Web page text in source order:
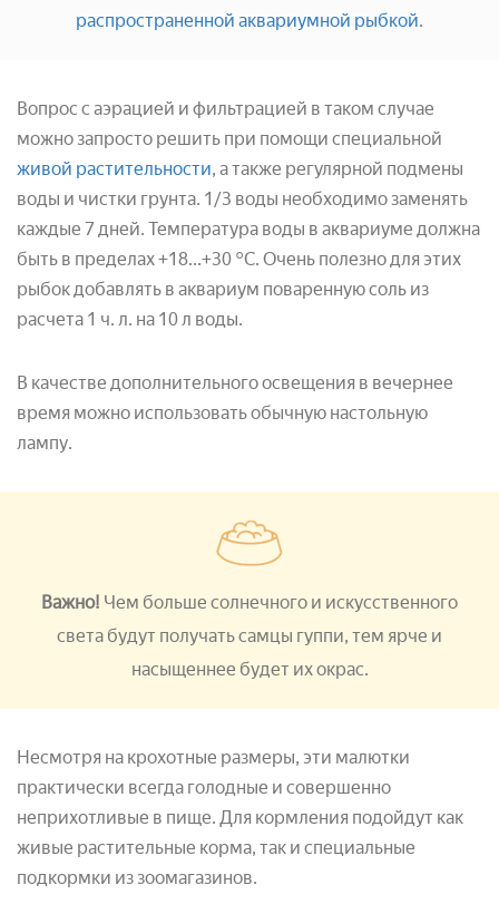
распространенной аквариумной рыбкой.
Вопрос с аэрацией и фильтрацией в таком случае
можно запросто решить при помощи специальной
живой растительности, а также регулярной подмены
воды и чистки грунта. 1/3 воды необходимо заменять
каждые 7 дней. Температура воды в аквариуме должна
быть в пределах +18...+30 °С. Очень полезно для этих
рыбок добавлять в аквариум поваренную соль из
расчета 1 ч. л. на 10 л воды.
В качестве дополнительного освещения в вечернее
время можно использовать обычную настольную
лампу.
Важно! Чем больше солнечного и искусственного
света будут получать самцы гуппи, тем ярче и
насыщеннее будет их окрас.
Несмотря на крохотные размеры, эти малютки
практически всегда голодные и совершенно
неприхотливые в пище. Для кормления подойдут как
живые растительные корма, так и специальные
подкормки из зоомагазинов.